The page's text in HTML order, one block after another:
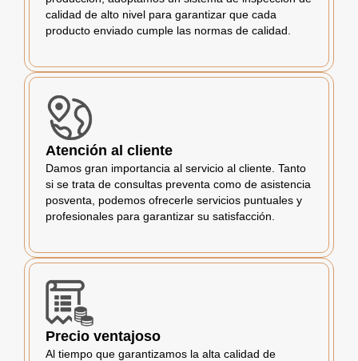
calidad de alto nivel para garantizar que cada
producto enviado cumple las normas de calidad.
Atención al cliente
Damos gran importancia al servicio al cliente. Tanto
si se trata de consultas preventa como de asistencia
posventa, podemos ofrecerle servicios puntuales y
profesionales para garantizar su satisfacción.
Precio ventajoso
Al tiempo que garantizamos la alta calidad de